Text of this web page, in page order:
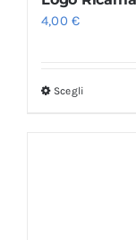
4,00€
Scegli